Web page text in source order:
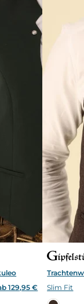
129,95 €
Slim Fit